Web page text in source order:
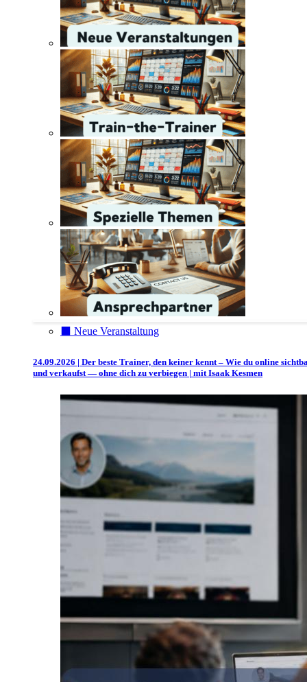
⬛️ Neue Veranstaltung
24.09.2026 | Der beste Trainer, den keiner kennt – Wie du online
und verkaufst — ohne dich zu verbiegen | mit Isaak Kesmen